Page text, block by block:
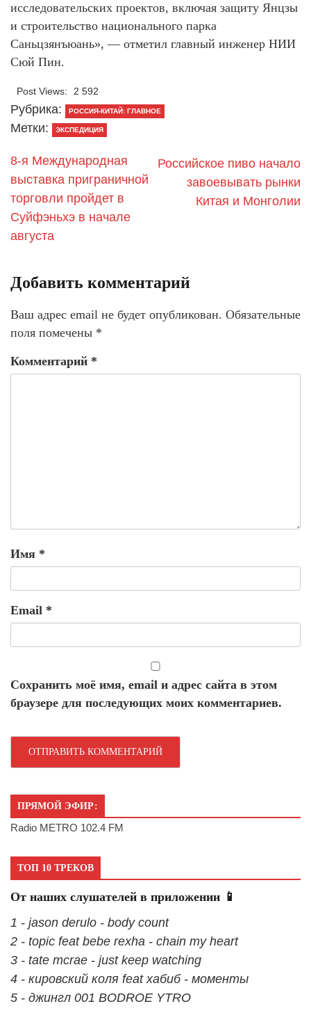
исследовательских проектов, включая защиту Янцзы
и строительство национального парка
Саньцзянъюань», — отметил главный инженер НИИ
Сюй Пин.
Post Views: 2 592
Рубрика: РОССИЯ-КИТАЙ: ГЛАВНОЕ
Метки: ЭКСПЕДИЦИЯ
​8-я Международная
выставка приграничной
торговли пройдет в
Суйфэньхэ в начале
августа
​Российское пиво начало
завоевывать рынки
Китая и Монголии
Добавить комментарий
Ваш адрес email не будет опубликован. Обязательные
поля помечены *
Комментарий *
Имя *
Email *
Сохранить моё имя, email и адрес сайта в этом
браузере для последующих моих комментариев.
ПРЯМОЙ ЭФИР:
Radio METRO 102.4 FM
ТОП 10 ТРЕКОВ
От наших слушателей в приложении 📱
1 - jason derulo - body count
2 - topic feat bebe rexha - chain my heart
3 - tate mcrae - just keep watching
4 - кировский коля feat хабиб - моменты
5 - джингл 001 BODROE YTRO